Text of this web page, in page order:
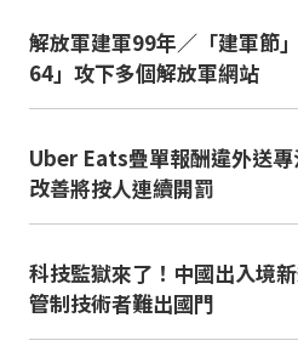
解放軍建軍99年／「建軍節
64」攻下多個解放軍網站
Uber Eats疊單報酬違外送
改善將按人連續開罰
科技監獄來了！中國出入境
管制技術者難出國門